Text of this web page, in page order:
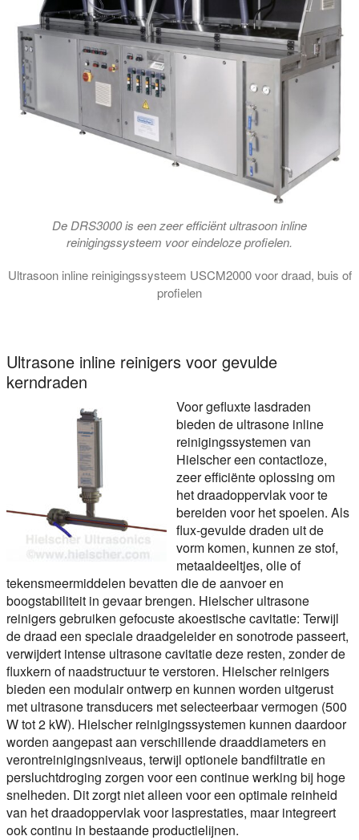
De DRS3000 is een zeer efficiënt ultrasoon inline
reinigingssysteem voor eindeloze profielen.
Ultrasoon inline reinigingssysteem USCM2000 voor draad, buis of
profielen
Ultrasone inline reinigers voor gevulde
kerndraden
Voor gefluxte lasdraden
bieden de ultrasone inline
reinigingssystemen van
Hielscher een contactloze,
zeer efficiënte oplossing om
het draadoppervlak voor te
bereiden voor het spoelen. Als
flux-gevulde draden uit de
vorm komen, kunnen ze stof,
metaaldeeltjes, olie of
tekensmeermiddelen bevatten die de aanvoer en
boogstabiliteit in gevaar brengen. Hielscher ultrasone
reinigers gebruiken gefocuste akoestische cavitatie: Terwijl
de draad een speciale draadgeleider en sonotrode passeert,
verwijdert intense ultrasone cavitatie deze resten, zonder de
fluxkern of naadstructuur te verstoren. Hielscher reinigers
bieden een modulair ontwerp en kunnen worden uitgerust
met ultrasone transducers met selecteerbaar vermogen (500
W tot 2 kW). Hielscher reinigingssystemen kunnen daardoor
worden aangepast aan verschillende draaddiameters en
verontreinigingsniveaus, terwijl optionele bandfiltratie en
persluchtdroging zorgen voor een continue werking bij hoge
snelheden. Dit zorgt niet alleen voor een optimale reinheid
van het draadoppervlak voor lasprestaties, maar integreert
ook continu in bestaande productielijnen.